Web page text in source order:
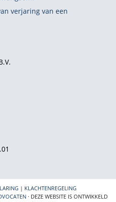
verjaring van een
| KLACHTENREGELING
· DEZE WEBSITE IS ONTWIKKELD